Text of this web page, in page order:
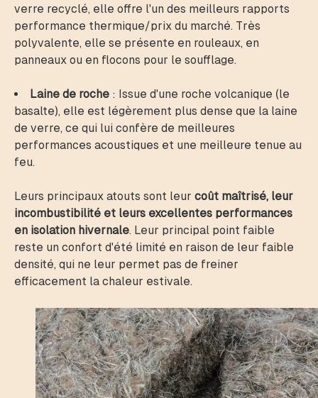
verre recyclé, elle offre l'un des meilleurs rapports
performance thermique/prix du marché. Très
polyvalente, elle se présente en rouleaux, en
panneaux ou en flocons pour le soufflage.
Laine de roche : Issue d'une roche volcanique (le
basalte), elle est légèrement plus dense que la laine
de verre, ce qui lui confère de meilleures
performances acoustiques et une meilleure tenue au
feu.
Leurs principaux atouts sont leur coût maîtrisé, leur
incombustibilité et leurs excellentes performances
en isolation hivernale. Leur principal point faible
reste un confort d'été limité en raison de leur faible
densité, qui ne leur permet pas de freiner
efficacement la chaleur estivale.